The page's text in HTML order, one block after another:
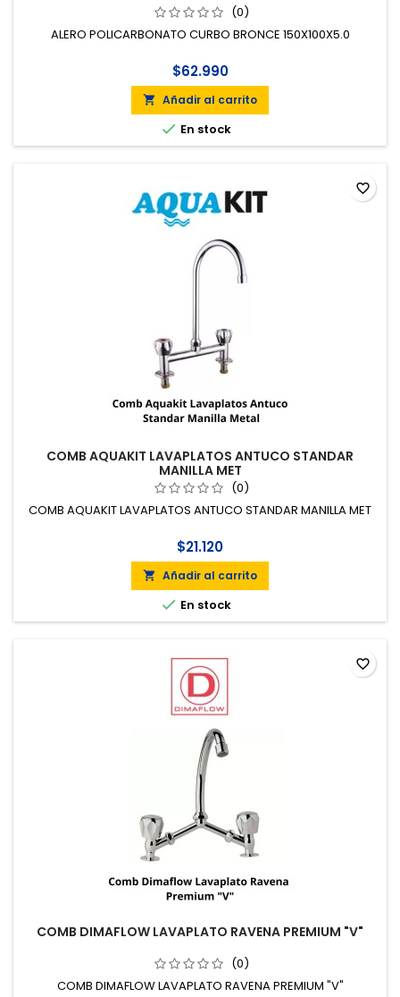
(0)
ALERO POLICARBONATO CURBO BRONCE 150X100X5.0
$62.990
 Añadir al carrito
 En stock
COMB AQUAKIT LAVAPLATOS ANTUCO STANDAR
MANILLA MET
(0)
COMB AQUAKIT LAVAPLATOS ANTUCO STANDAR MANILLA MET
$21.120
 Añadir al carrito
 En stock
favorite_border
COMB DIMAFLOW LAVAPLATO RAVENA PREMIUM "V"
(0)
COMB DIMAFLOW LAVAPLATO RAVENA PREMIUM "V"
favorite_border